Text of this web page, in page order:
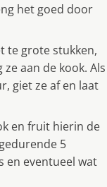
het goed door
te grote stukken,
aan de kook. Als
giet ze af en laat
en fruit hierin de
5
en eventueel wat